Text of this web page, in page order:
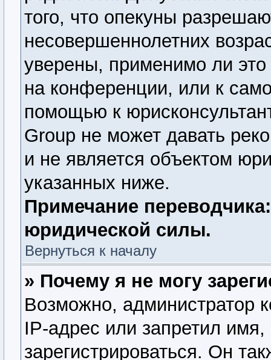
того, что опекуны
несовершеннолетних
уверены, применимо ли
на конференции, или к
помощью к
Group не может давать
и не является объектом
указанных ниже.
Примечание
юридической силы.
Вернуться к началу
» Почему я не могу
Возможно, администратор
IP-адрес или запретил
зарегистрироваться. Он